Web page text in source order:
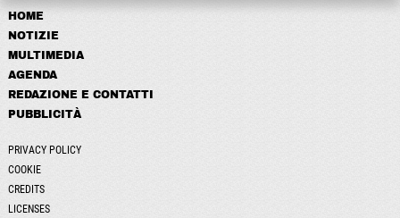
HOME
NOTIZIE
MULTIMEDIA
AGENDA
REDAZIONE E CONTATTI
PUBBLICITÀ
PRIVACY POLICY
COOKIE
CREDITS
LICENSES